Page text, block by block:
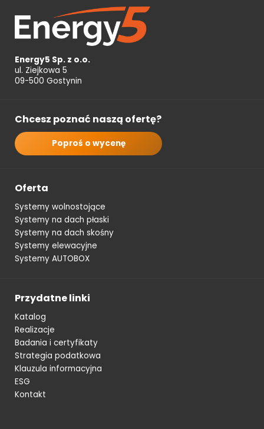
Energy5 Sp. z o.o.
ul. Ziejkowa 5
09-500 Gostynin
Chcesz poznać naszą ofertę?
Poproś o wycenę
Oferta
Systemy wolnostojące
Systemy na dach płaski
Systemy na dach skośny
Systemy elewacyjne
Systemy AUTOBOX
Przydatne linki
Katalog
Realizacje
Badania i certyfikaty
Strategia podatkowa
Klauzula informacyjna
ESG
Kontakt